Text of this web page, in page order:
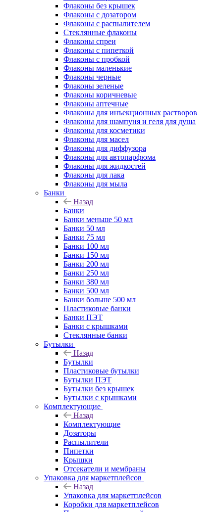
Флаконы без крышек
Флаконы с дозатором
Флаконы с распылителем
Стеклянные флаконы
Флаконы cпреи
Флаконы с пипеткой
Флаконы с пробкой
Флаконы маленькие
Флаконы черные
Флаконы зеленые
Флаконы коричневые
Флаконы аптечные
Флаконы для инъекционных растворов
Флаконы для шампуня и геля для душа
Флаконы для косметики
Флаконы для масел
Флаконы для диффузора
Флаконы для автопарфюма
Флаконы для жидкостей
Флаконы для лака
Флаконы для мыла
Банки
Назад
Банки
Банки меньше 50 мл
Банки 50 мл
Банки 75 мл
Банки 100 мл
Банки 150 мл
Банки 200 мл
Банки 250 мл
Банки 380 мл
Банки 500 мл
Банки больше 500 мл
Пластиковые банки
Банки ПЭТ
Банки с крышками
Стеклянные банки
Бутылки
Назад
Бутылки
Пластиковые бутылки
Бутылки ПЭТ
Бутылки без крышек
Бутылки с крышками
Комплектующие
Назад
Комплектующие
Дозаторы
Распылители
Пипетки
Крышки
Отсекатели и мембраны
Упаковка для маркетплейсов
Назад
Упаковка для маркетплейсов
Коробки для маркетплейсов